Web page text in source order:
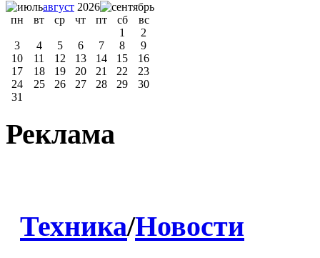
август 2026
пн
вт ср чт пт сб
вс
1
2
3
4 5 6 7 8
9
10
11 12 13 14 15
16
17
18 19 20 21 22
23
24
25 26 27 28 29
30
31
Реклама
Техника/Новости